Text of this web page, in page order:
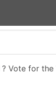
? Vote for the